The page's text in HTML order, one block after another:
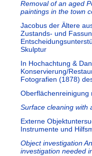
Removal of an aged
paintings in the town
Jacobus der Ältere
Zustands- und
Skulptur
In Hochachtung &
Konservierung/
Fotografien (1878)
Oberflächenreinigung
Surface cleaning with
Externe
Instrumente und
Object investigation
investigation needed